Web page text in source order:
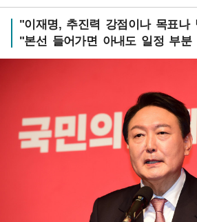
"이재명, 추진력 강점이나 목표나
"본선 들어가면 아내도 일정 부분